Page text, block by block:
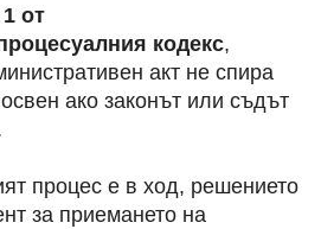
от
кодекс,
акт не спира
ако законът или съдът
процес е в ход, решението
за приемането на